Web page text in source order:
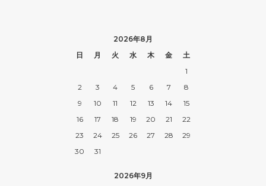
55,000円(税込)
55,000円(税込)
9 1/2A
2026年8月
日
月 火 水 木 金
土
1
2
3 4 5 6 7
8
9
10 11 12 13 14
15
16
17 18 19 20 21
22
23
24 25 26 27 28
29
30
31
2026年9月